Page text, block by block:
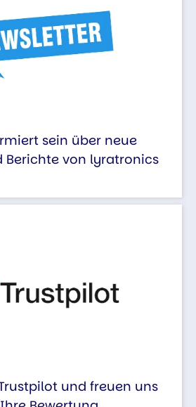
sein über neue
Berichte von lyratronics
und freuen uns